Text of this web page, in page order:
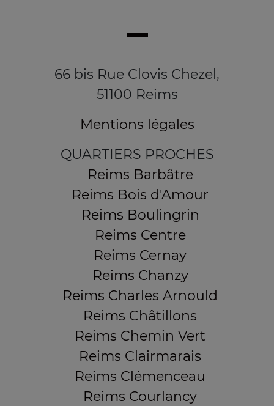
66 bis Rue Clovis Chezel,
51100 Reims
Mentions légales
QUARTIERS PROCHES
Reims Barbâtre
Reims Bois d'Amour
Reims Boulingrin
Reims Centre
Reims Cernay
Reims Chanzy
Reims Charles Arnould
Reims Châtillons
Reims Chemin Vert
Reims Clairmarais
Reims Clémenceau
Reims Courlancy